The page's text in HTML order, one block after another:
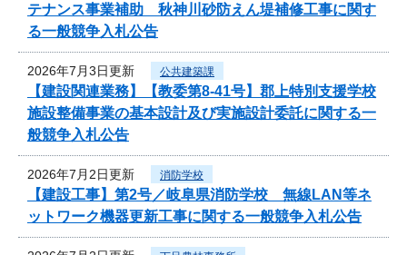
テナンス事業補助 秋神川砂防えん堤補修工事に関す
る一般競争入札公告
2026年7月3日更新 公共建築課
【建設関連業務】【教委第8-41号】郡上特別支援学校
施設整備事業の基本設計及び実施設計委託に関する一
般競争入札公告
2026年7月2日更新 消防学校
【建設工事】第2号／岐阜県消防学校 無線LAN等ネ
ットワーク機器更新工事に関する一般競争入札公告